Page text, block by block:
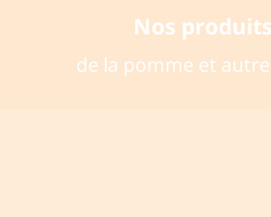
Nos produits
de la pomme et